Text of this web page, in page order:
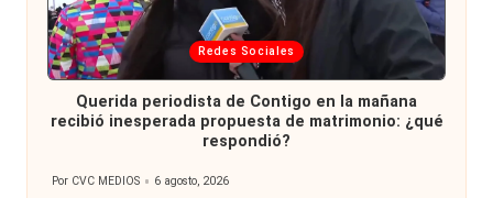
Publicada
en
Redes Sociales
Querida periodista de Contigo en la mañana
recibió inesperada propuesta de matrimonio: ¿qué
respondió?
Publicado
Por CVC MEDIOS 6 agosto, 2026